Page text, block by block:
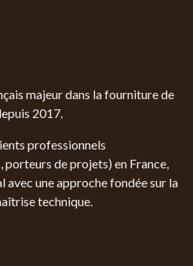
majeur dans la fourniture de
2017.
professionnels
de projets) en France,
avec une approche fondée sur la
technique.